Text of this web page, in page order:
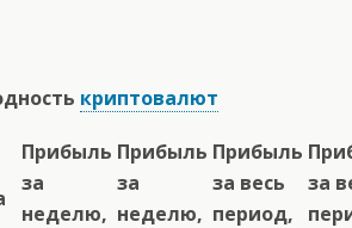
криптовалют
Прибыль
за
неделю,
Прибыль
за
неделю,
Прибыль
за весь
период,
за